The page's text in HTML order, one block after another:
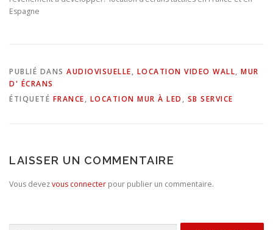
Espagne
PUBLIÉ DANS AUDIOVISUELLE, LOCATION VIDEO WALL, MUR
D' ÉCRANS
ÉTIQUETÉ FRANCE, LOCATION MUR À LED , SB SERVICE
LAISSER UN COMMENTAIRE
Vous devezvous connecter pour publier un commentaire.